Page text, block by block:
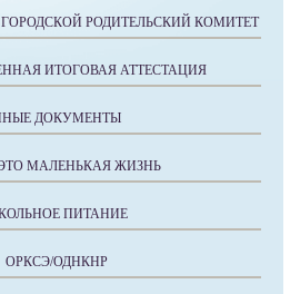
РОДИТЕЛЬСКИЙ КОМИТЕТ
ИТОГОВАЯ АТТЕСТАЦИЯ
ДОКУМЕНТЫ
МАЛЕНЬКАЯ ЖИЗНЬ
ПИТАНИЕ
ОРКСЭ/ОДНКНР